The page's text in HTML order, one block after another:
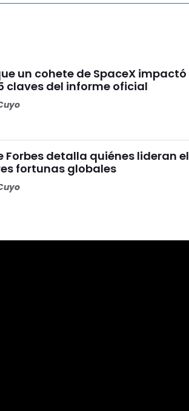
un cohete de SpaceX impactó
claves del informe oficial
Forbes detalla quiénes lideran el
fortunas globales